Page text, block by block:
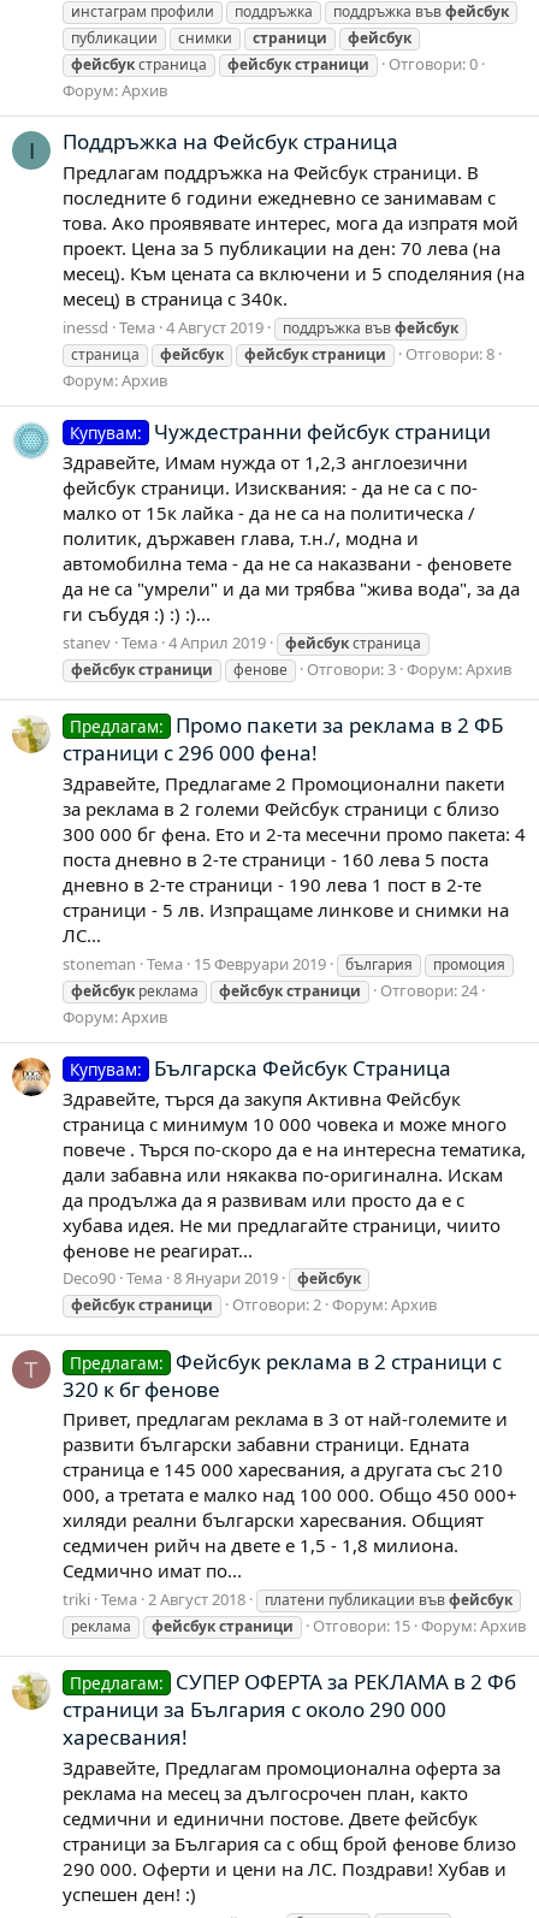
инстаграм профили
поддръжка поддръжка въвфейсбук
публикации
снимки страници
фейсбук
фейсбукстраница фейсбукстраници
Отговори: 0
Форум:Архив
I Поддръжка на Фейсбук страница
Предлагам поддръжка на Фейсбук страници. В
последните 6 години ежедневно се занимавам с
това. Ако проявявате интерес, мога да изпратя мой
проект. Цена за 5 публикации на ден: 70 лева (на
месец). Към цената са включени и 5 споделяния (на
месец) в страница с 340к.
inessd Тема 4 Август 2019 поддръжка въвфейсбук
страница
фейсбук фейсбукстраници
Отговори: 8
Форум:Архив
Купувам: Чуждестранни фейсбук страници
Здравейте, Имам нужда от 1,2,3 англоезични
фейсбук страници. Изисквания: - да не са с по-
малко от 15к лайка - да не са на политическа /
политик, държавен глава, т.н./, модна и
автомобилна тема - да не са наказвани - феновете
да не са "умрели" и да ми трябва "жива вода", за да
ги събудя :) :) :)...
stanev Тема 4 Април 2019 фейсбукстраница
фейсбукстраници фенове Отговори: 3 Форум:Архив
Предлагам:
Промо пакети за реклама в 2 ФБ
страници с 296 000 фена!
Здравейте, Предлагаме 2 Промоционални пакети
за реклама в 2 големи Фейсбук страници с близо
300 000 бг фена. Ето и 2-та месечни промо пакета: 4
поста дневно в 2-те страници - 160 лева 5 поста
дневно в 2-те страници - 190 лева 1 пост в 2-те
страници - 5 лв. Изпращаме линкове и снимки на
ЛС...
stoneman Тема 15 Февруари 2019 българия
промоция
фейсбук реклама фейсбукстраници
Отговори: 24
Форум:Архив
Купувам: Българска Фейсбук Страница
Здравейте, търся да закупя Активна Фейсбук
страница с минимум 10 000 човека и може много
повече . Търся по-скоро да е на интересна тематика,
дали забавна или някаква по-оригинална. Искам
да продължа да я развивам или просто да е с
хубава идея. Не ми предлагайте страници, чиито
фенове не реагират...
Deco90 Тема 8 Януари 2019
фейсбук
фейсбукстраници Отговори: 2 Форум:Архив
T Предлагам: Фейсбук реклама в 2 страници с
320 к бг фенове
Привет, предлагам реклама в 3 от най-големите и
развити български забавни страници. Едната
страница е 145 000 харесвания, а другата със 210
000, а третата е малко над 100 000. Общо 450 000+
хиляди реални български харесвания. Общият
седмичен рийч на двете е 1,5 - 1,8 милиона.
Седмично имат по...
triki Тема 2 Август 2018 платени публикации въвфейсбук
реклама
фейсбукстраници Отговори: 15 Форум:Архив
Предлагам:
СУПЕР ОФЕРТА за РЕКЛАМА в 2 Фб
страници за България с около 290 000
харесвания!
Здравейте, Предлагам промоционална оферта за
реклама на месец за дългосрочен план, както
седмични и единични постове. Двете фейсбук
страници за България са с общ брой фенове близо
290 000. Оферти и цени на ЛС. Поздрави! Хубав и
успешен ден! :)